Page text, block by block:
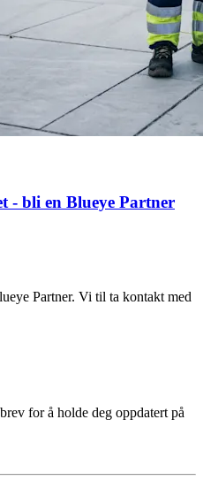
- bli en Blueye Partner
Partner. Vi til ta kontakt med
for å holde deg oppdatert på